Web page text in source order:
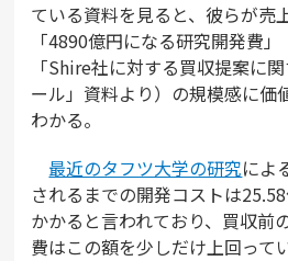
ている資料を見ると、彼らが売
「4890億円になる研究開発費
「Shire社に対する買収提案に
ール」資料より）の規模感に価
わかる。
最近のタフツ大学の研究によ
されるまでの開発コストは
かかると言われており、買収前
費はこの額を少しだけ上回って